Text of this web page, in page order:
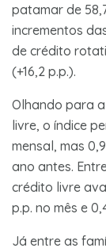
patamar de
incrementos
de crédito
(+16,2 p.p.).
Olhando para
livre, o índice
mensal, mas
ano antes.
crédito livre
p.p. no mês e
Já entre as